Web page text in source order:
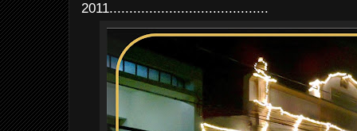
2011........................................